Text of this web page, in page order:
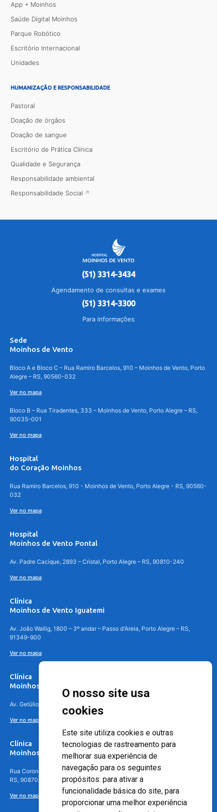
O nosso site usa
cookies
Este site utiliza cookies e outras
tecnologias de rastreamento para
melhorar sua experiência de
navegação para os seguintes
propósitos: para ativar a
funcionalidade básica do site, para
proporcionar uma melhor experiência
App + Moinhos
Saúde Digital Moinhos
Parque Robótico
Escritório Internacional
Unidades
HUMANIZAÇÃO E RESPONSABILIDADE
Pastoral
Doação de órgãos
Doação de sangue
Escritório de Prática Clínica
Qualidade e Segurança
Responsabilidade ambiental
Responsabilidade Social
(51) 3314-3434
Agendamento de consultas e exames
(51) 3314-3300
Para informações
Sede
Moinhos de Vento
Bloco A e Bloco C – Rua Ramiro Barcelos, 910 – Moinhos de Vento, Porto
Alegre – RS, 90560-032
Ver no mapa
Bloco B – Rua Tiradentes, 333 – Moinhos de Vento, Porto Alegre – RS,
90035-001
Ver no mapa
Hospital
do Coração Moinhos
Rua Ramiro Barcelos, 910 - Moinhos de Vento, Porto Alegre - RS, 90560-
032
Ver no mapa
Hospital
Moinhos de Vento Pontal
Av. Padre Cacique, 2893 – Cristal, Porto Alegre – RS, 90810-240
Ver no mapa
Clínica
Moinhos de Vento Iguatemi
Av. João Wallig, 1800 – 3º andar – Passo d'Areia, Porto Alegre – RS,
91349-900
Ver no mapa
Clínica
Moinhos de Vento Canoas
Av. Getúlio Vargas, 4841 – Centro, Canoas – RS, 92010-010
Ver no mapa
Clínica
Moinhos de Vento - Teresópolis
Rua Coronel Aparício Borges, 250 - 3º andar - Teresópolis, Porto Alegre -
RS, 90870-016
Ver no mapa